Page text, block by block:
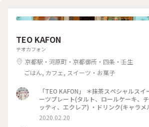
香りのミルクチョコやルビーチョコを使
桜 #桜スイーツ #和スイーツ #チョコレ
やげ #おみやげ
TEO KAFON
テオカフォン
京都駅・河原町・京都御所・四条・壬生
ごはん, カフェ, スイーツ・お菓子
「TEO KAFON」 ＊抹茶スペシャルス
ーツプレート(タルト、ロールケーキ、
ッティ、エクレア) ・ドリンク(キャラメ
三昧出来て大満足したそうです。 フォ
たのですが、娘一人で完食でした。
2020.02.20